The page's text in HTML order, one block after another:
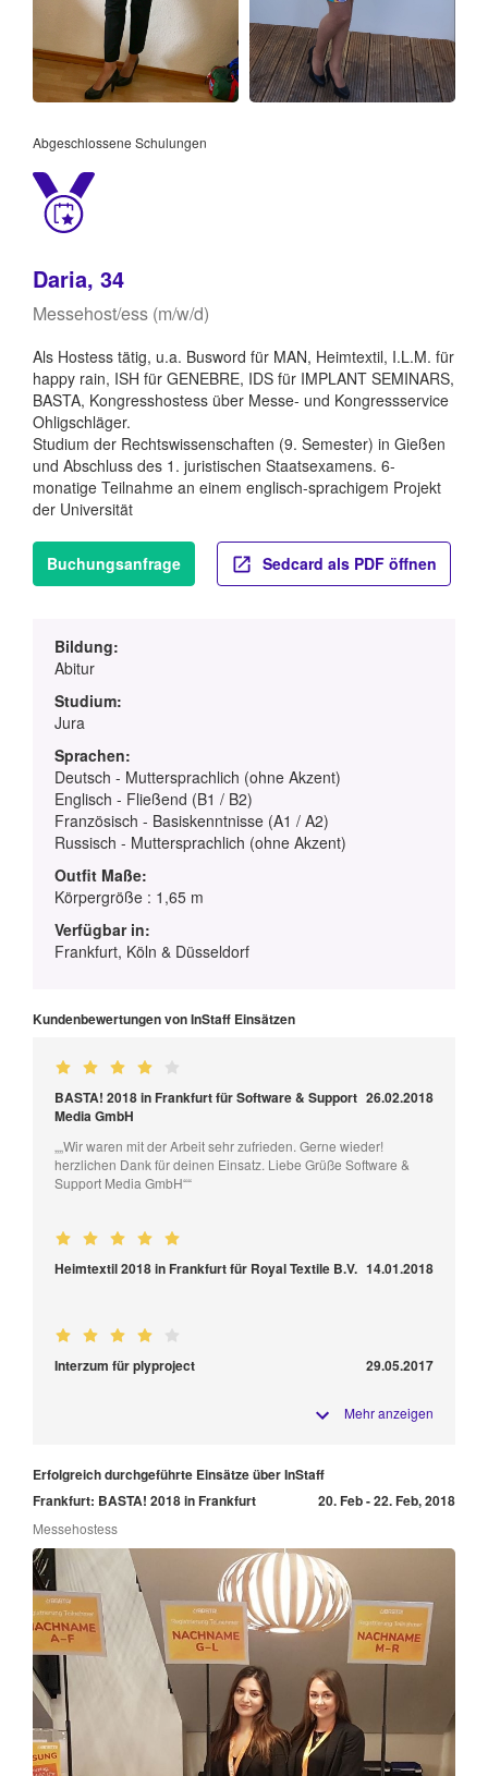
Abgeschlossene Schulungen
Daria, 34
Messehost/ess (m/w/d)
Als Hostess tätig, u.a. Busword für MAN, Heimtextil, I.L.M. für
happy rain, ISH für GENEBRE, IDS für IMPLANT SEMINARS,
BASTA, Kongresshostess über Messe- und Kongressservice
Ohligschläger.
Studium der Rechtswissenschaften (9. Semester) in Gießen
und Abschluss des 1. juristischen Staatsexamens. 6-
monatige Teilnahme an einem englisch-sprachigem Projekt
der Universität
Buchungsanfrage Sedcard als PDF öffnen
Bildung:
Abitur
Studium:
Jura
Sprachen:
Deutsch - Muttersprachlich (ohne Akzent)
Englisch - Fließend (B1 / B2)
Französisch - Basiskenntnisse (A1 / A2)
Russisch - Muttersprachlich (ohne Akzent)
Outfit Maße:
Körpergröße : 1,65 m
Verfügbar in:
Frankfurt, Köln & Düsseldorf
Kundenbewertungen von InStaff Einsätzen
BASTA! 2018 in Frankfurt für Software & Support
Media GmbH
26.02.2018
„„Wir waren mit der Arbeit sehr zufrieden. Gerne wieder!
herzlichen Dank für deinen Einsatz. Liebe Grüße Software &
Support Media GmbH““
Heimtextil 2018 in Frankfurt für Royal Textile B.V. 14.01.2018
Interzum für plyproject 29.05.2017
Mehr anzeigen
Erfolgreich durchgeführte Einsätze über InStaff
Frankfurt: BASTA! 2018 in Frankfurt
20. Feb - 22. Feb, 2018
Messehostess